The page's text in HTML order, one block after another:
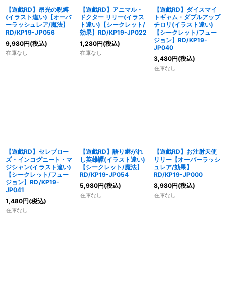
絞り込む
【遊戯RD】昂光の呪縛
(イラスト違い)【オーバ
ーラッシュレア/魔法】
RD/KP19-JP056
9,980円(税込)
在庫なし
【遊戯RD】アニマル・
ドクター リリー(イラス
ト違い)【シークレット/
効果】RD/KP19-JP022
1,280円(税込)
在庫なし
【遊戯RD】ダイスマイ
トギャム・ダブルアップ
チロリ(イラスト違い)
【シークレット/フュー
ジョン】RD/KP19-
JP040
3,480円(税込)
在庫なし
【遊戯RD】セレブロー
ズ・インコグニート・マ
ジシャン(イラスト違い)
【シークレット/フュー
ジョン】RD/KP19-
JP041
1,480円(税込)
在庫なし
【遊戯RD】語り継がれ
し英雄譚(イラスト違い)
【シークレット/魔法】
RD/KP19-JP054
5,980円(税込)
在庫なし
【遊戯RD】お注射天使
リリー【オーバーラッシ
ュレア/効果】
RD/KP19-JP000
8,980円(税込)
在庫なし